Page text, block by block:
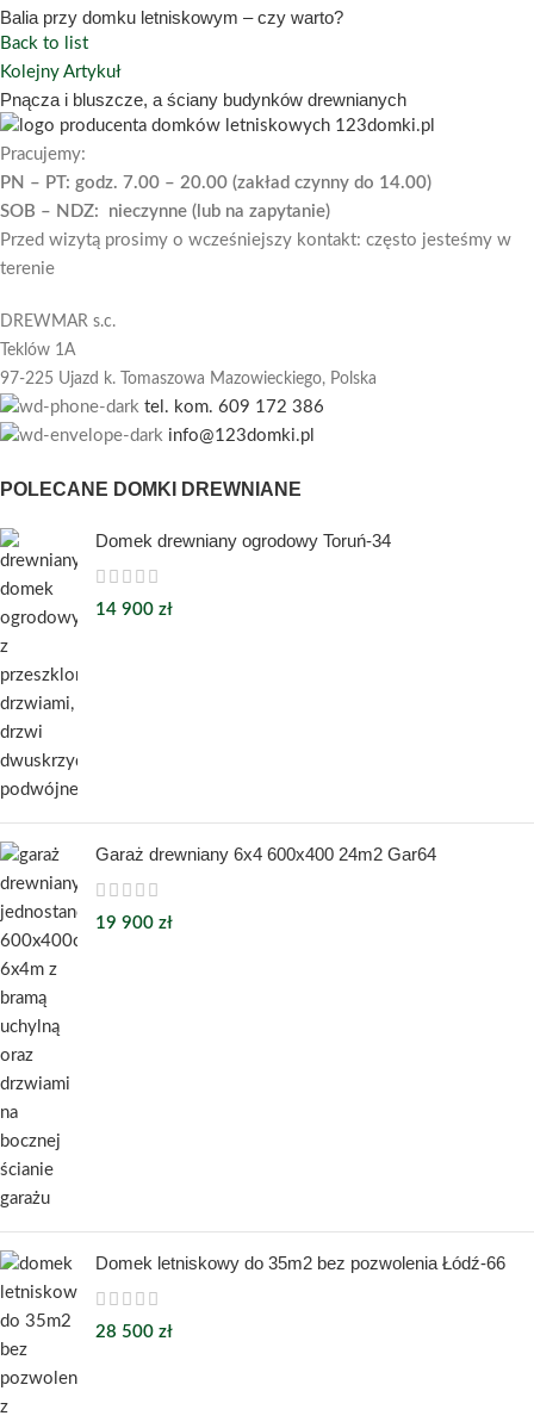
Balia przy domku letniskowym – czy warto?
Back to list
Kolejny Artykuł
Pnącza i bluszcze, a ściany budynków drewnianych
Pracujemy:
PN – PT: godz. 7.00 – 20.00 (zakład czynny do 14.00)
SOB – NDZ: nieczynne (lub na zapytanie)
Przed wizytą prosimy o wcześniejszy kontakt: często jesteśmy w
terenie
DREWMAR s.c.
Teklów 1A
97-225 Ujazd k. Tomaszowa Mazowieckiego, Polska
tel. kom. 609 172 386
info@123domki.pl
POLECANE DOMKI DREWNIANE
Domek drewniany ogrodowy Toruń-34
14 900 zł
Garaż drewniany 6x4 600x400 24m2 Gar64
19 900 zł
Domek letniskowy do 35m2 bez pozwolenia Łódź-66
28 500 zł